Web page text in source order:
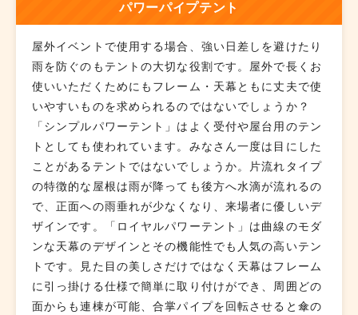
パワーパイプテント
屋外イベントで使用する場合、強い日差しを避けたり
雨を防ぐのもテントの大切な役割です。屋外で長くお
使いいただくためにもフレーム・天幕ともに丈夫で使
いやすいものを求められるのではないでしょうか？
「シンプルパワーテント」はよく受付や屋台用のテン
トとしても使われています。みなさん一度は目にした
ことがあるテントではないでしょうか。片流れタイプ
の特徴的な屋根は雨が降っても後方へ水滴が流れるの
で、正面への雨垂れが少なくなり、来場者に優しいデ
ザインです。「ロイヤルパワーテント」は曲線のモダ
ンな天幕のデザインとその機能性でも人気の高いテン
トです。見た目の美しさだけではなく天幕はフレーム
に引っ掛ける仕様で簡単に取り付けができ、周囲どの
面からも連棟が可能、合掌パイプを回転させると傘の